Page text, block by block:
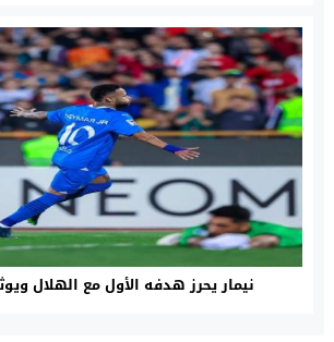
نيمار يحرز هدفه الأول مع الهلال